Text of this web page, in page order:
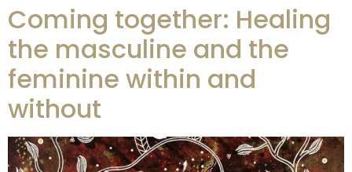
Coming together: Healing
the masculine and the
feminine within and
without